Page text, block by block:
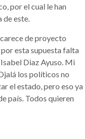
por el cual le han
de este.
carece de proyecto
esta supuesta falta
Diaz Ayuso. Mi
los políticos no
el estado, pero eso ya
país. Todos quieren